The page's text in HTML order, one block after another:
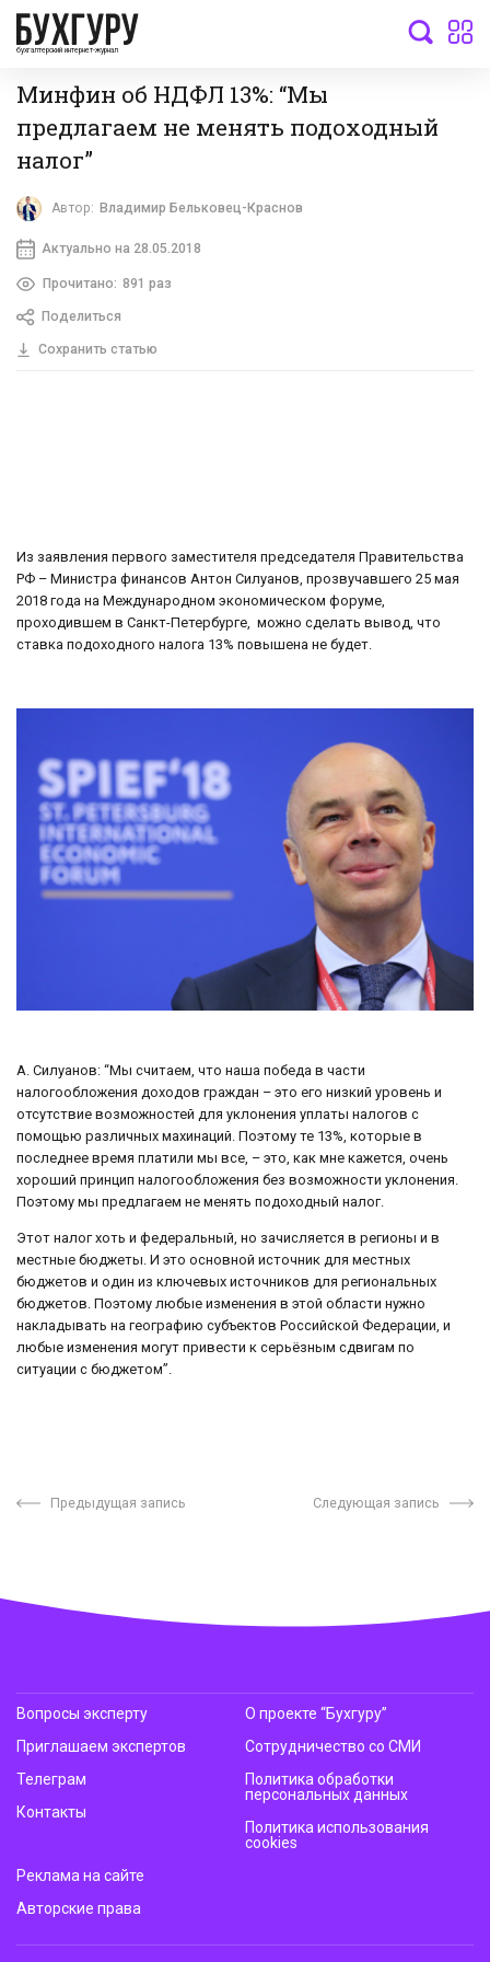
бухгалтерский интернет-журнал
Минфин об НДФЛ 13%: “Мы
предлагаем не менять подоходный
налог”
Автор: Владимир Бельковец-Краснов
Актуально на 28.05.2018
Прочитано: 891 раз
Поделиться
Сохранить статью
Из заявления первого заместителя председателя Правительства
РФ – Министра финансов Антон Силуанов, прозвучавшего 25 мая
2018 года на Международном экономическом форуме,
проходившем в Санкт-Петербурге, можно сделать вывод, что
ставка подоходного налога 13% повышена не будет.
А. Силуанов: “Мы считаем, что наша победа в части
налогообложения доходов граждан – это его низкий уровень и
отсутствие возможностей для уклонения уплаты налогов с
помощью различных махинаций. Поэтому те 13%, которые в
последнее время платили мы все, – это, как мне кажется, очень
хороший принцип налогообложения без возможности уклонения.
Поэтому мы предлагаем не менять подоходный налог.
Этот налог хоть и федеральный, но зачисляется в регионы и в
местные бюджеты. И это основной источник для местных
бюджетов и один из ключевых источников для региональных
бюджетов. Поэтому любые изменения в этой области нужно
накладывать на географию субъектов Российской Федерации, и
любые изменения могут привести к серьёзным сдвигам по
ситуации с бюджетом”.
Предыдущая запись Следующая запись
Вопросы эксперту
Приглашаем экспертов
Телеграм
Контакты
О проекте “Бухгуру”
Сотрудничество со СМИ
Политика обработки
персональных данных
Политика использования
cookies
Реклама на сайте
Авторские права